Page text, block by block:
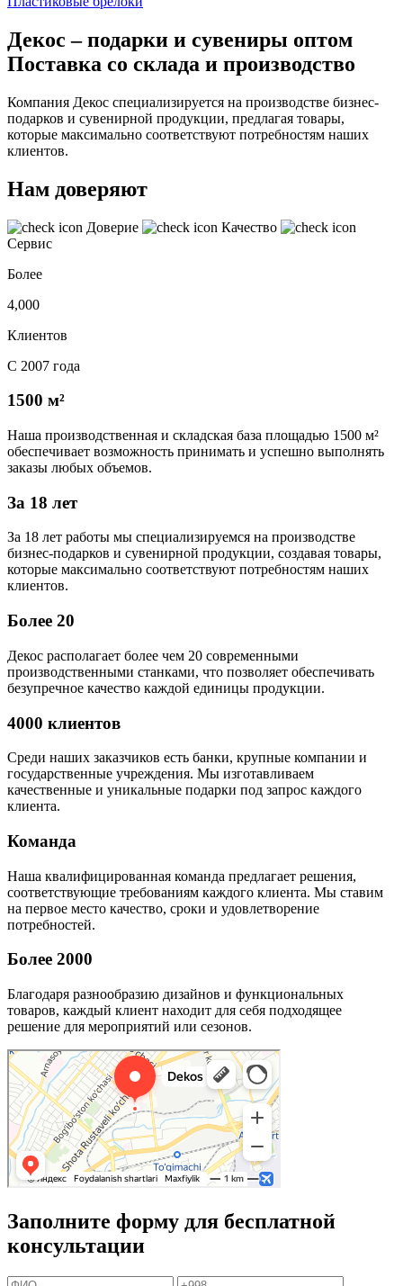
Декос – подарки и сувениры оптом
Поставка со склада и производство
Компания Декос специализируется на производстве бизнес-
подарков и сувенирной продукции, предлагая товары,
которые максимально соответствуют потребностям наших
клиентов.
Нам доверяют
Доверие
Качество
Сервис
Более
4,000
Клиентов
С 2007 года
1500 м²
Наша производственная и складская база площадью 1500 м²
обеспечивает возможность принимать и успешно выполнять
заказы любых объемов.
За 18 лет
За 18 лет работы мы специализируемся на производстве
бизнес-подарков и сувенирной продукции, создавая товары,
которые максимально соответствуют потребностям наших
клиентов.
Более 20
Декос располагает более чем 20 современными
производственными станками, что позволяет обеспечивать
безупречное качество каждой единицы продукции.
4000 клиентов
Среди наших заказчиков есть банки, крупные компании и
государственные учреждения. Мы изготавливаем
качественные и уникальные подарки под запрос каждого
клиента.
Команда
Наша квалифицированная команда предлагает решения,
соответствующие требованиям каждого клиента. Мы ставим
на первое место качество, сроки и удовлетворение
потребностей.
Более 2000
Благодаря разнообразию дизайнов и функциональных
товаров, каждый клиент находит для себя подходящее
решение для мероприятий или сезонов.
Заполните форму для бесплатной
консультации